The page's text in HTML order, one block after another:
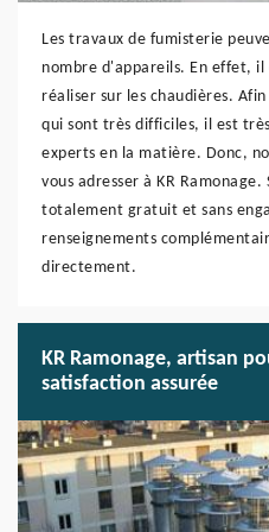
Les travaux de fumisterie
nombre d'appareils. En effet,
réaliser sur les chaudières.
qui sont très difficiles, il est
experts en la matière. Donc,
vous adresser à KR
totalement gratuit et sans
renseignements
directement.
KR Ramonage, artisan
satisfaction assurée